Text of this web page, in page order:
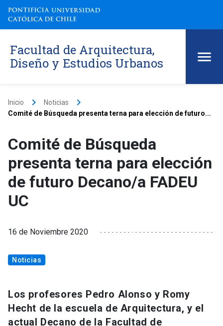
Facultad de Arquitectura,
Diseño y Estudios Urbanos
Inicio keyboard_arrow_right Noticias keyboard_arrow_right
Comité de Búsqueda presenta terna para elección de futuro...
Comité de Búsqueda
presenta terna para elección
de futuro Decano/a FADEU
UC
16 de Noviembre 2020
Noticias
Los profesores Pedro Alonso y Romy
Hecht de la escuela de Arquitectura, y el
actual Decano de la Facultad de